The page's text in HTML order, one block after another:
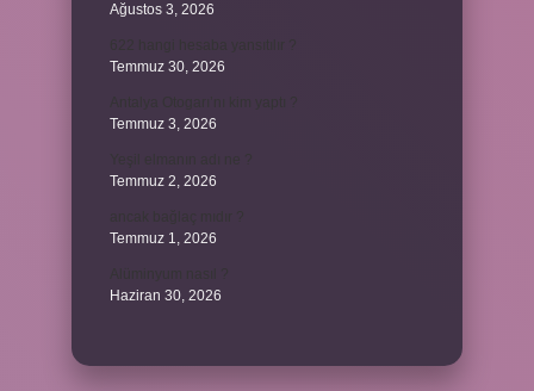
Ağustos 3, 2026
Temmuz 30, 2026
Temmuz 3, 2026
Temmuz 2, 2026
Temmuz 1, 2026
Haziran 30, 2026